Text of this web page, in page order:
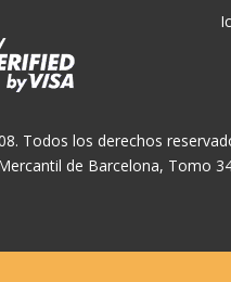
Todos los derechos
de Barcelona, Tomo